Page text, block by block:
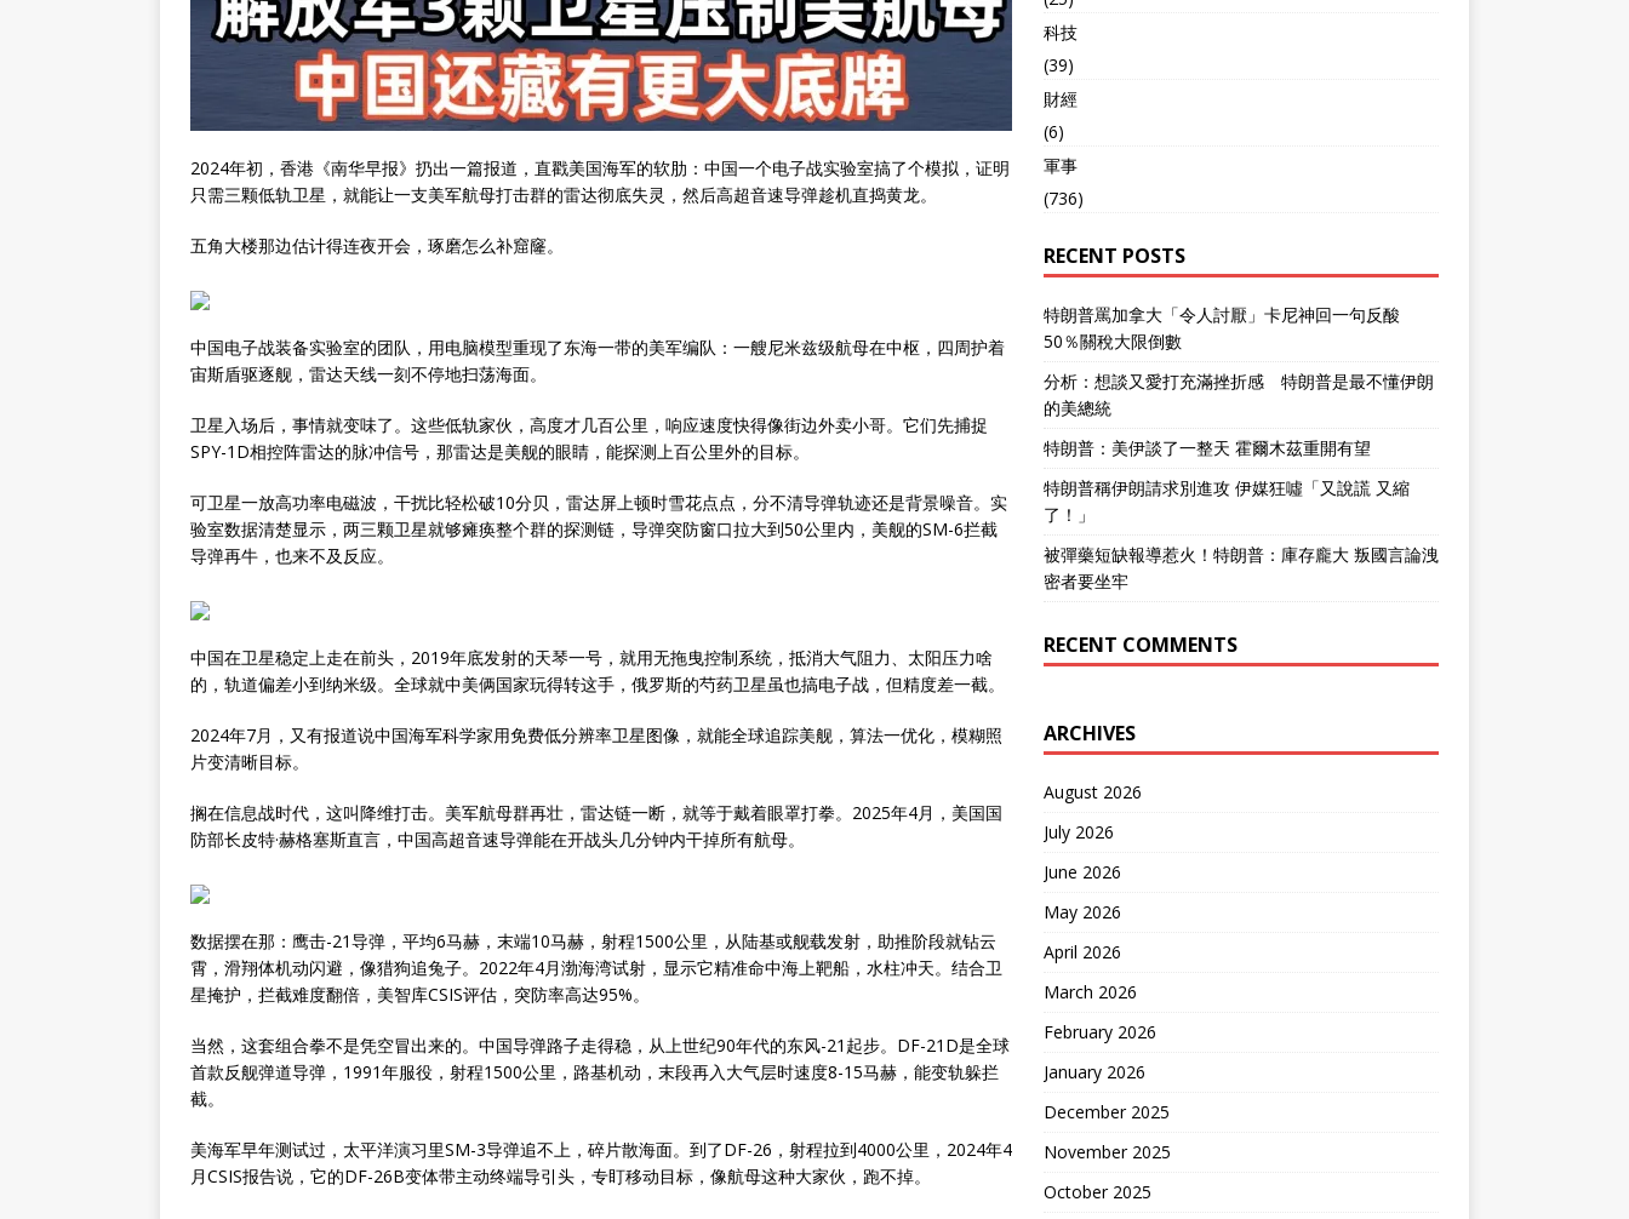
2024年初，香港《南华早报》扔出一篇报道，直戳美国海军的软肋：中国一个电子战实验室搞了个模拟，证明
只需三颗低轨卫星，就能让一支美军航母打击群的雷达彻底失灵，然后高超音速导弹趁机直捣黄龙。
五角大楼那边估计得连夜开会，琢磨怎么补窟窿。
中国电子战装备实验室的团队，用电脑模型重现了东海一带的美军编队：一艘尼米兹级航母在中枢，四周护着
宙斯盾驱逐舰，雷达天线一刻不停地扫荡海面。
卫星入场后，事情就变味了。这些低轨家伙，高度才几百公里，响应速度快得像街边外卖小哥。它们先捕捉
SPY-1D相控阵雷达的脉冲信号，那雷达是美舰的眼睛，能探测上百公里外的目标。
可卫星一放高功率电磁波，干扰比轻松破10分贝，雷达屏上顿时雪花点点，分不清导弹轨迹还是背景噪音。实
验室数据清楚显示，两三颗卫星就够瘫痪整个群的探测链，导弹突防窗口拉大到50公里内，美舰的SM-6拦截
导弹再牛，也来不及反应。
中国在卫星稳定上走在前头，2019年底发射的天琴一号，就用无拖曳控制系统，抵消大气阻力、太阳压力啥
的，轨道偏差小到纳米级。全球就中美俩国家玩得转这手，俄罗斯的芍药卫星虽也搞电子战，但精度差一截。
2024年7月，又有报道说中国海军科学家用免费低分辨率卫星图像，就能全球追踪美舰，算法一优化，模糊照
片变清晰目标。
搁在信息战时代，这叫降维打击。美军航母群再壮，雷达链一断，就等于戴着眼罩打拳。2025年4月，美国国
防部长皮特·赫格塞斯直言，中国高超音速导弹能在开战头几分钟内干掉所有航母。
数据摆在那：鹰击-21导弹，平均6马赫，末端10马赫，射程1500公里，从陆基或舰载发射，助推阶段就钻云
霄，滑翔体机动闪避，像猎狗追兔子。2022年4月渤海湾试射，显示它精准命中海上靶船，水柱冲天。结合卫
星掩护，拦截难度翻倍，美智库CSIS评估，突防率高达95%。
当然，这套组合拳不是凭空冒出来的。中国导弹路子走得稳，从上世纪90年代的东风-21起步。DF-21D是全球
首款反舰弹道导弹，1991年服役，射程1500公里，路基机动，末段再入大气层时速度8-15马赫，能变轨躲拦
截。
美海军早年测试过，太平洋演习里SM-3导弹追不上，碎片散海面。到了DF-26，射程拉到4000公里，2024年4
月CSIS报告说，它的DF-26B变体带主动终端导引头，专盯移动目标，像航母这种大家伙，跑不掉。
科技
(39)
財經
(6)
軍事
(736)
RECENT POSTS
特朗普罵加拿大「令人討厭」卡尼神回一句反酸
50％關稅大限倒數
分析：想談又愛打充滿挫折感 特朗普是最不懂伊朗
的美總統
特朗普：美伊談了一整天 霍爾木茲重開有望
特朗普稱伊朗請求別進攻 伊媒狂噓「又說謊 又縮
了！」
被彈藥短缺報導惹火！特朗普：庫存龐大 叛國言論洩
密者要坐牢
RECENT COMMENTS
ARCHIVES
August 2026
July 2026
June 2026
May 2026
April 2026
March 2026
February 2026
January 2026
December 2025
November 2025
October 2025